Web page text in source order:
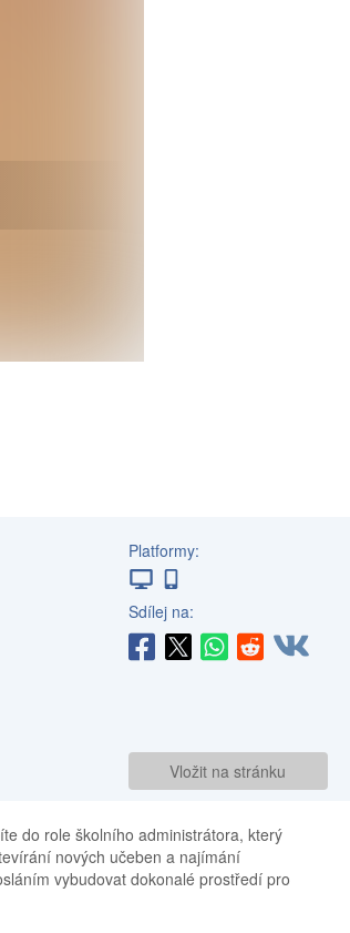
Platformy:
Sdílej na:
Vložit na stránku
do role školního administrátora, který
nových učeben a najímání
vybudovat dokonalé prostředí pro